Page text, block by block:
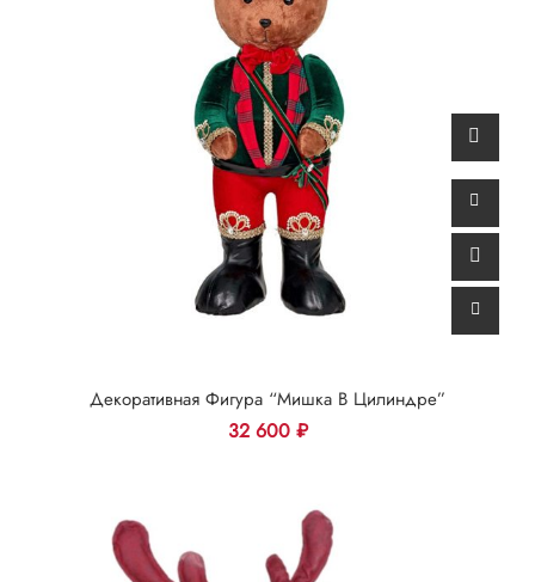
Декоративная Фигура “Мишка В Цилиндре”
32 600 ₽